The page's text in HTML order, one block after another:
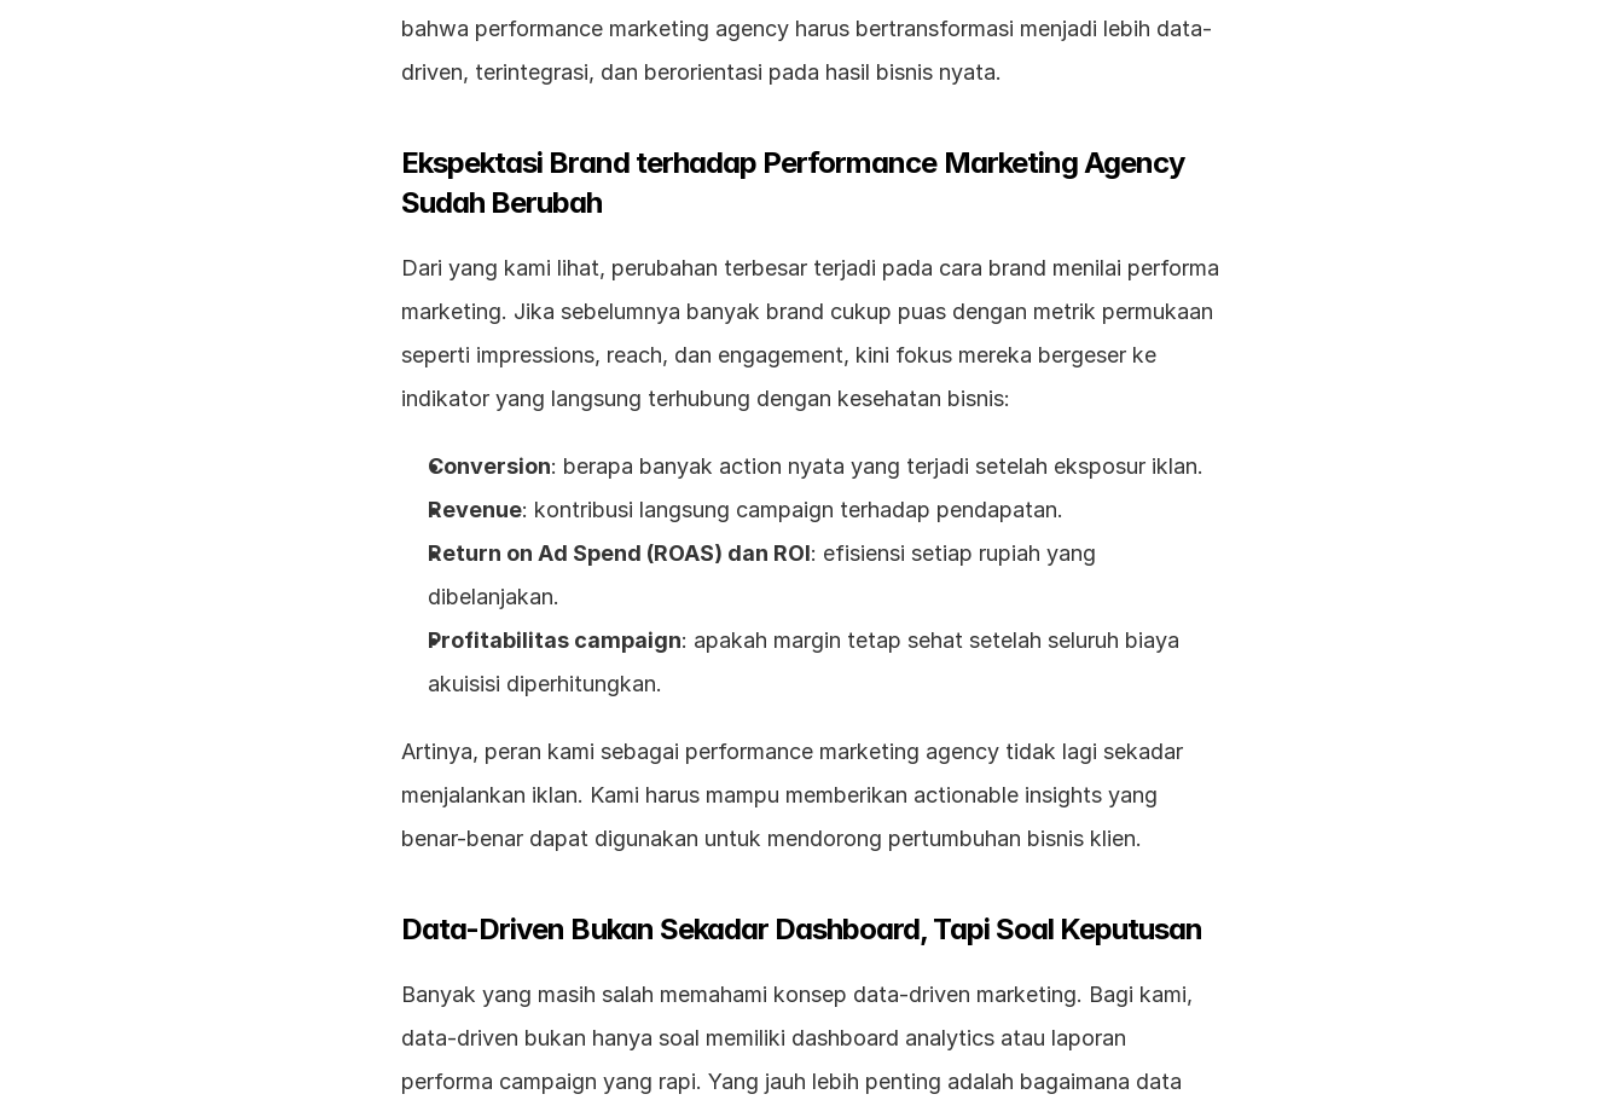
bahwa performance marketing agency harus bertransformasi menjadi lebih data-
driven, terintegrasi, dan berorientasi pada hasil bisnis nyata.
Ekspektasi Brand terhadap Performance Marketing Agency
Sudah Berubah
Dari yang kami lihat, perubahan terbesar terjadi pada cara brand menilai performa
marketing. Jika sebelumnya banyak brand cukup puas dengan metrik permukaan
seperti impressions, reach, dan engagement, kini fokus mereka bergeser ke
indikator yang langsung terhubung dengan kesehatan bisnis:
Conversion: berapa banyak action nyata yang terjadi setelah eksposur iklan.
Revenue: kontribusi langsung campaign terhadap pendapatan.
Return on Ad Spend (ROAS) dan ROI: efisiensi setiap rupiah yang
dibelanjakan.
Profitabilitas campaign: apakah margin tetap sehat setelah seluruh biaya
akuisisi diperhitungkan.
Artinya, peran kami sebagai performance marketing agency tidak lagi sekadar
menjalankan iklan. Kami harus mampu memberikan actionable insights yang
benar-benar dapat digunakan untuk mendorong pertumbuhan bisnis klien.
Data-Driven Bukan Sekadar Dashboard, Tapi Soal Keputusan
Banyak yang masih salah memahami konsep data-driven marketing. Bagi kami,
data-driven bukan hanya soal memiliki dashboard analytics atau laporan
performa campaign yang rapi. Yang jauh lebih penting adalah bagaimana data